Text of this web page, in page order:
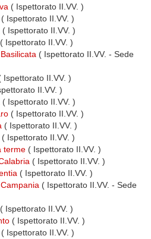
( Ispettorato II.VV. )
( Ispettorato II.VV. )
( Ispettorato II.VV. )
( Ispettorato II.VV. )
( Ispettorato II.VV. - Sede
Ispettorato II.VV. )
II.VV. )
( Ispettorato II.VV. )
( Ispettorato II.VV. )
( Ispettorato II.VV. )
( Ispettorato II.VV. )
terme ( Ispettorato II.VV. )
( Ispettorato II.VV. )
( Ispettorato II.VV. )
( Ispettorato II.VV. - Sede
( Ispettorato II.VV. )
( Ispettorato II.VV. )
( Ispettorato II.VV. )